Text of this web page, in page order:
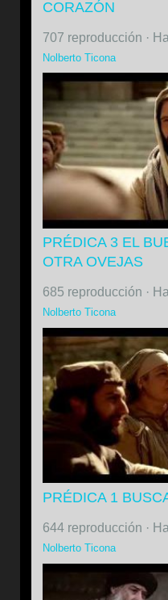
CORAZÓN
707 reproducción ·
Nolberto Ticona
PRÉDICA 3 EL
OTRA OVEJAS
685 reproducción ·
Nolberto Ticona
PRÉDICA 1
644 reproducción ·
Nolberto Ticona